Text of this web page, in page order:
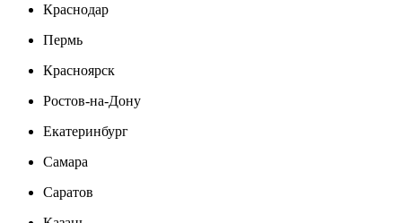
Краснодар
Пермь
Красноярск
Ростов-на-Дону
Екатеринбург
Самара
Саратов